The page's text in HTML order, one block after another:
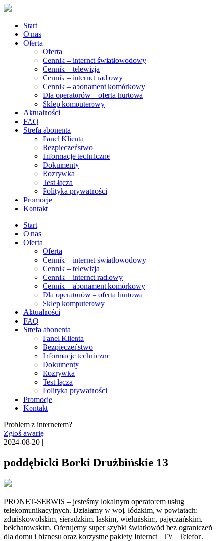
Start
O nas
Oferta
Oferta
Cennik – internet światłowodowy
Cennik – telewizja
Cennik – internet radiowy
Cennik – abonament komórkowy
Dla operatorów – oferta hurtowa
Sklep komputerowy
Aktualności
FAQ
Strefa abonenta
Panel Klienta
Bezpieczeństwo
Informacje techniczne
Dokumenty
Rozrywka
Test łącza
Polityka prywatności
Promocje
Kontakt
Start
O nas
Oferta
Oferta
Cennik – internet światłowodowy
Cennik – telewizja
Cennik – internet radiowy
Cennik – abonament komórkowy
Dla operatorów – oferta hurtowa
Sklep komputerowy
Aktualności
FAQ
Strefa abonenta
Panel Klienta
Bezpieczeństwo
Informacje techniczne
Dokumenty
Rozrywka
Test łącza
Polityka prywatności
Promocje
Kontakt
Problem z internetem?
Zgłoś awarię
2024-08-20 |
poddębicki Borki Drużbińskie 13
PRONET-SERWIS – jesteśmy lokalnym operatorem usług
telekomunikacyjnych. Działamy w woj. łódzkim, w powiatach:
zduńskowolskim, sieradzkim, łaskim, wieluńskim, pajęczańskim,
bełchatowskim. Oferujemy super szybki światłowód bez ograniczeń
dla domu i biznesu oraz korzystne pakiety Internet | TV | Telefon.